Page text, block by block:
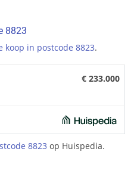
8823
koop in postcode 8823.
€ 233.000
8823 op Huispedia.